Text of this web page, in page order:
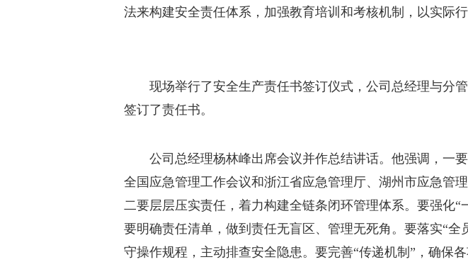
法来构建安全责任体系，加强教育培训和考核机制，以实际
现场举行了安全生产责任书签订仪式，公司总经理与分管
签订了责任书。
公司总经理杨林峰出席会议并作总结讲话。他强调，一
全国应急管理工作会议和浙江省应急管理厅、湖州市应急管
二要层层压实责任，着力构建全链条闭环管理体系。要强化
要明确责任清单，做到责任无盲区、管理无死角。要落实“
守操作规程，主动排查安全隐患。要完善“传递机制”，确保